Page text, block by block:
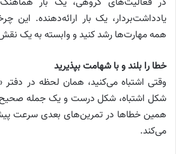
یادداشت‌بردار، یک بار ارائه‌دهنده.
همه مهارت‌ها رشد کنید و وابسته به یک نقش
خطا را بلند و با شهامت بپذیرید
وقتی اشتباه می‌کنید، همان لحظه در دفتر
شکل اشتباه، شکل درست و یک جمله صحیح
همین خطاها در تمرین‌های بعدی سرعت
می‌کند.